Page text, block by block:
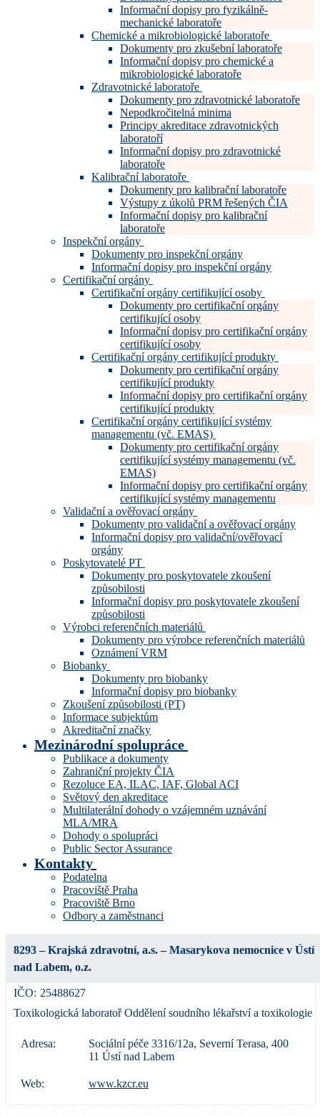
Informační dopisy pro fyzikálně-
mechanické laboratoře
Chemické a mikrobiologické laboratoře
Dokumenty pro zkušební laboratoře
Informační dopisy pro chemické a
mikrobiologické laboratoře
Zdravotnické laboratoře
Dokumenty pro zdravotnické laboratoře
Nepodkročitelná minima
Principy akreditace zdravotnických
laboratoří
Informační dopisy pro zdravotnické
laboratoře
Kalibrační laboratoře
Dokumenty pro kalibrační laboratoře
Výstupy z úkolů PRM řešených ČIA
Informační dopisy pro kalibrační
laboratoře
Inspekční orgány
Dokumenty pro inspekční orgány
Informační dopisy pro inspekční orgány
Certifikační orgány
Certifikační orgány certifikující osoby
Dokumenty pro certifikační orgány
certifikující osoby
Informační dopisy pro certifikační orgány
certifikující osoby
Certifikační orgány certifikující produkty
Dokumenty pro certifikační orgány
certifikující produkty
Informační dopisy pro certifikační orgány
certifikující produkty
Certifikační orgány certifikující systémy
managementu (vč. EMAS)
Dokumenty pro certifikační orgány
certifikující systémy managementu (vč.
EMAS)
Informační dopisy pro certifikační orgány
certifikující systémy managementu
Validační a ověřovací orgány
Dokumenty pro validační a ověřovací orgány
Informační dopisy pro validační/ověřovací
orgány
Poskytovatelé PT
Dokumenty pro poskytovatele zkoušení
způsobilosti
Informační dopisy pro poskytovatele zkoušení
způsobilosti
Výrobci referenčních materiálů
Dokumenty pro výrobce referenčních materiálů
Oznámení VRM
Biobanky
Dokumenty pro biobanky
Informační dopisy pro biobanky
Zkoušení způsobilosti (PT)
Informace subjektům
Akreditační značky
Mezinárodní spolupráce
Publikace a dokumenty
Zahraniční projekty ČIA
Rezoluce EA, ILAC, IAF, Global ACI
Světový den akreditace
Multilaterální dohody o vzájemném uznávání
MLA/MRA
Dohody o spolupráci
Public Sector Assurance
Kontakty
Podatelna
Pracoviště Praha
Pracoviště Brno
Odbory a zaměstnanci
8293 – Krajská zdravotní, a.s. – Masarykova nemocnice v Ústí
nad Labem, o.z.
IČO: 25488627
Toxikologická laboratoř Oddělení soudního lékařství a toxikologie
Adresa:
Sociální péče 3316/12a, Severní Terasa, 400
11 Ústí nad Labem
Web: www.kzcr.eu